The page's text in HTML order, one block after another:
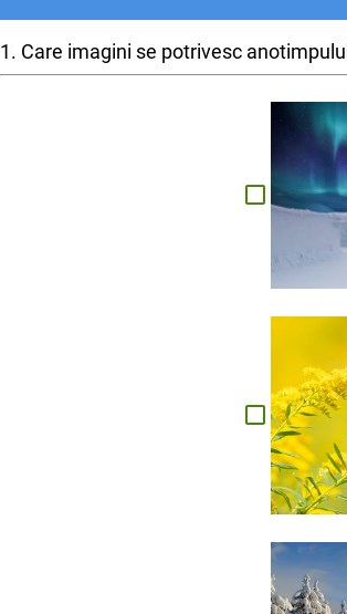
1. Care imagini se potrivesc